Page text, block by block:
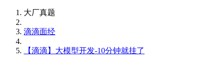
大厂真题
滴滴面经
【滴滴】大模型开发-10分钟就挂了